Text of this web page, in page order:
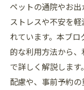
ペットの通院やお
ストレスや不安を
れています。本ブ
的な利用方法から
で詳しく解説しま
配慮や、事前予約